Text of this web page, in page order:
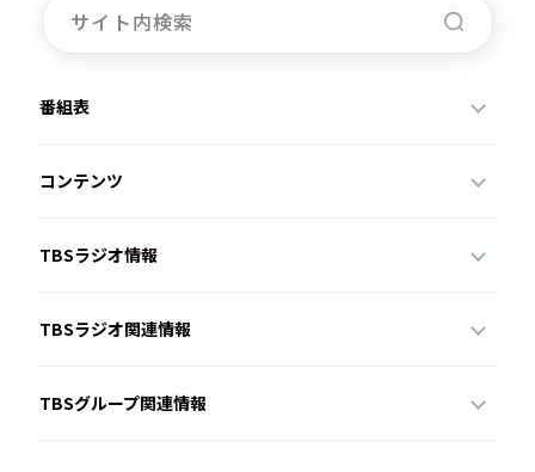
番組表
コンテンツ
TBSラジオ情報
TBSラジオ関連情報
TBSグループ関連情報